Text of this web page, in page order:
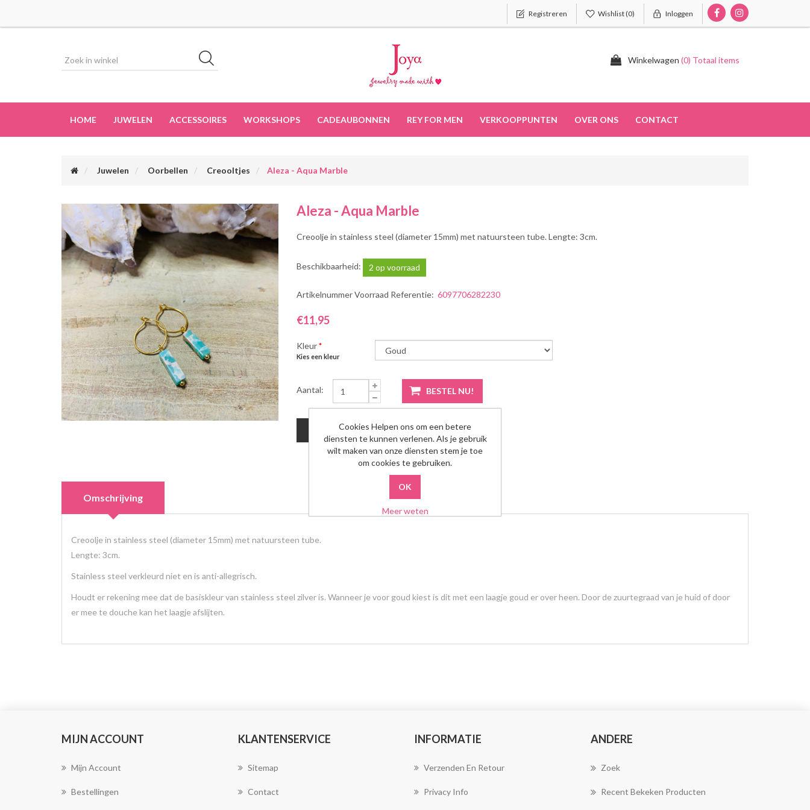
Registreren Wishlist(0) Inloggen
Winkelwagen (0) Totaal items
HOME JUWELEN ACCESSOIRES WORKSHOPS CADEAUBONNEN REY FOR MEN VERKOOPPUNTEN OVER ONS CONTACT
Juwelen Oorbellen Creooltjes Aleza - Aqua Marble
Aleza - Aqua Marble
Creoolje in stainless steel (diameter 15mm) met natuursteen tube. Lengte: 3cm.
Beschikbaarheid: 2 op voorraad
Artikelnummer Voorraad Referentie: 6097706282230
€11,95
Kleur*
Kies een kleur
Aantal:
Omschrijving
Creoolje in stainless steel (diameter 15mm) met natuursteen tube.
Lengte: 3cm.
Stainless steel verkleurd niet en is anti-allegrisch.
Houdt er rekening mee dat de basiskleur van stainless steel zilver is. Wanneer je voor goud kiest is dit met een laagje goud er over heen. Door de zuurtegraad van je huid of door
er mee te douche kan het laagje afslijten.
MIJN ACCOUNT
Mijn Account
Bestellingen
KLANTENSERVICE
Sitemap
Contact
INFORMATIE
Verzenden En Retour
Privacy Info
ANDERE
Zoek
Recent Bekeken Producten
Cookies Helpen ons om een betere
diensten te kunnen verlenen. Als je gebruik
wilt maken van onze diensten stem je toe
om cookies te gebruiken.
Meer weten